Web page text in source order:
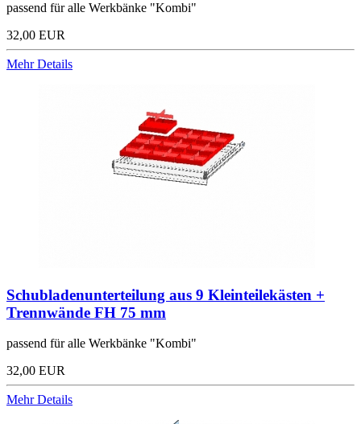
passend für alle Werkbänke "Kombi"
32,00 EUR
Mehr Details
Schubladenunterteilung aus 9 Kleinteilekästen +
Trennwände FH 75 mm
passend für alle Werkbänke "Kombi"
32,00 EUR
Mehr Details